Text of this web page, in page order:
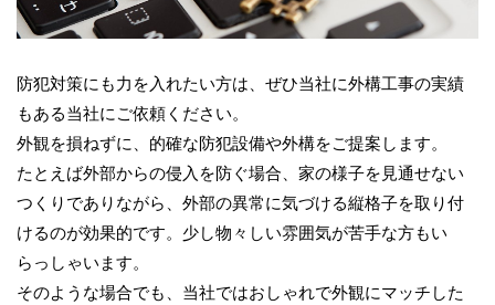
防犯対策にも力を入れたい方は、ぜひ当社に外構工事の実績
もある当社にご依頼ください。
外観を損ねずに、的確な防犯設備や外構をご提案します。
たとえば外部からの侵入を防ぐ場合、家の様子を見通せない
つくりでありながら、外部の異常に気づける縦格子を取り付
けるのが効果的です。少し物々しい雰囲気が苦手な方もい
らっしゃいます。
そのような場合でも、当社ではおしゃれで外観にマッチした